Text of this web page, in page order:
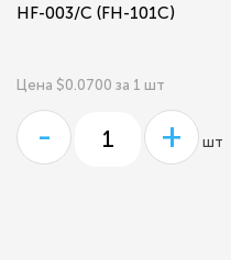
HF-003/C (FH-101C)
Цена $0.0700 за 1 шт
- + шт